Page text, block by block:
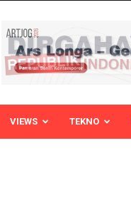
VIEWS TEKNO